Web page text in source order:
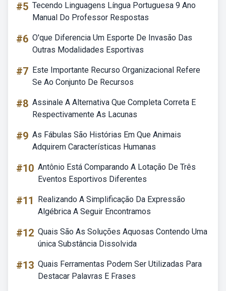
#5 Tecendo Linguagens Língua Portuguesa 9 Ano
Manual Do Professor Respostas
#6 O'que Diferencia Um Esporte De Invasão Das
Outras Modalidades Esportivas
#7 Este Importante Recurso Organizacional Refere
Se Ao Conjunto De Recursos
#8 Assinale A Alternativa Que Completa Correta E
Respectivamente As Lacunas
#9 As Fábulas São Histórias Em Que Animais
Adquirem Características Humanas
#10 Antônio Está Comparando A Lotação De Três
Eventos Esportivos Diferentes
#11
Realizando A Simplificação Da Expressão
Algébrica A Seguir Encontramos
#12 Quais São As Soluções Aquosas Contendo Uma
única Substância Dissolvida
#13 Quais Ferramentas Podem Ser Utilizadas Para
Destacar Palavras E Frases